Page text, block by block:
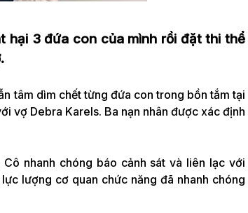
hại 3 đứa con của mình rồi đặt thi thể
tâm dìm chết từng đứa con trong bồn tắm tại
vợ Debra Karels. Ba nạn nhân được xác định
nhanh chóng báo cảnh sát và liên lạc với
lượng cơ quan chức năng đã nhanh chóng